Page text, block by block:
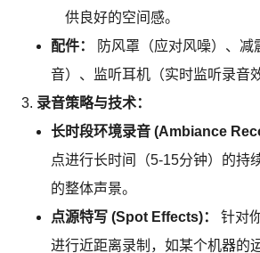
供良好的空间感。
配件：
防风罩（应对风噪）、
音）、监听耳机（实时监听录音
录音策略与技术：
长时段环境录音 (Ambiance
点进行长时间（5-15分钟）的持
的整体声景。
点源特写 (Spot Effects)：
针对
进行近距离录制，如某个机器的